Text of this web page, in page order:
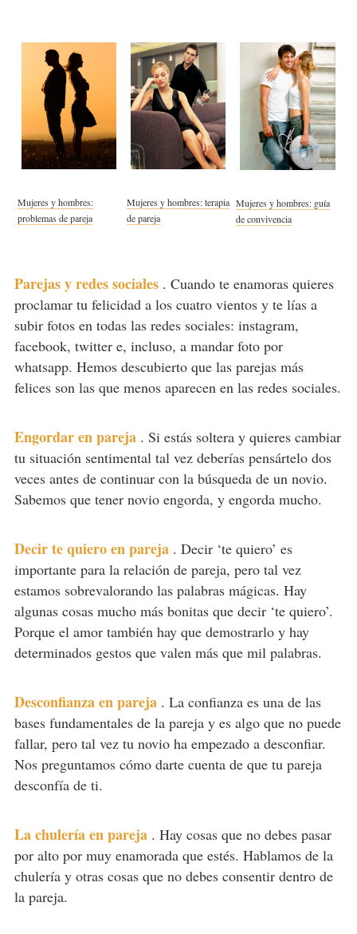
Mujeres y hombres:
problemas de pareja
Mujeres y hombres: terapia
de pareja
Mujeres y hombres: guía
de convivencia
Parejas y redes sociales . Cuando te enamoras quieres
proclamar tu felicidad a los cuatro vientos y te lías a
subir fotos en todas las redes sociales: instagram,
facebook, twitter e, incluso, a mandar foto por
whatsapp. Hemos descubierto que las parejas más
felices son las que menos aparecen en las redes sociales.
Engordar en pareja . Si estás soltera y quieres cambiar
tu situación sentimental tal vez deberías pensártelo dos
veces antes de continuar con la búsqueda de un novio.
Sabemos que tener novio engorda, y engorda mucho.
Decir te quiero en pareja . Decir ‘te quiero’ es
importante para la relación de pareja, pero tal vez
estamos sobrevalorando las palabras mágicas. Hay
algunas cosas mucho más bonitas que decir ‘te quiero’.
Porque el amor también hay que demostrarlo y hay
determinados gestos que valen más que mil palabras.
Desconfianza en pareja . La confianza es una de las
bases fundamentales de la pareja y es algo que no puede
fallar, pero tal vez tu novio ha empezado a desconfiar.
Nos preguntamos cómo darte cuenta de que tu pareja
desconfía de ti.
La chulería en pareja . Hay cosas que no debes pasar
por alto por muy enamorada que estés. Hablamos de la
chulería y otras cosas que no debes consentir dentro de
la pareja.